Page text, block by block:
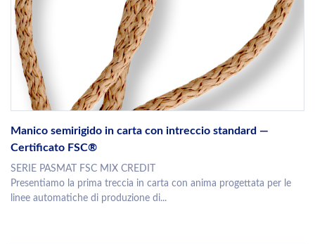
Manico semirigido in carta con intreccio standard —
Certificato FSC®
SERIE PASMAT FSC MIX CREDIT
Presentiamo la prima treccia in carta con anima progettata per le
linee automatiche di produzione di...